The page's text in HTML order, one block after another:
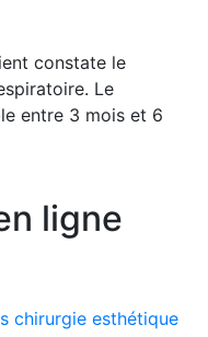
constate le
Le
entre 3 mois et 6
ligne
chirurgie esthétique